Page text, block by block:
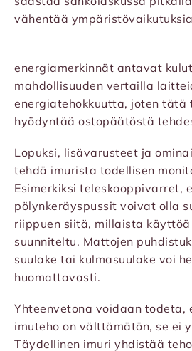
vähentää
energiamerkinnät antavat
mahdollisuuden vertailla
energiatehokkuutta, joten tätä
hyödyntää ostopäätöstä
Lopuksi, lisävarusteet ja
tehdä imurista todellisen
Esimerkiksi teleskooppivarret,
pölynkeräyspussit voivat olla
riippuen siitä, millaista käyttöä
suunniteltu. Mattojen
suulake tai kulmasuulake voi
huomattavasti.
Yhteenvetona voidaan todeta,
imuteho on välttämätön, se ei
Täydellinen imuri yhdistää